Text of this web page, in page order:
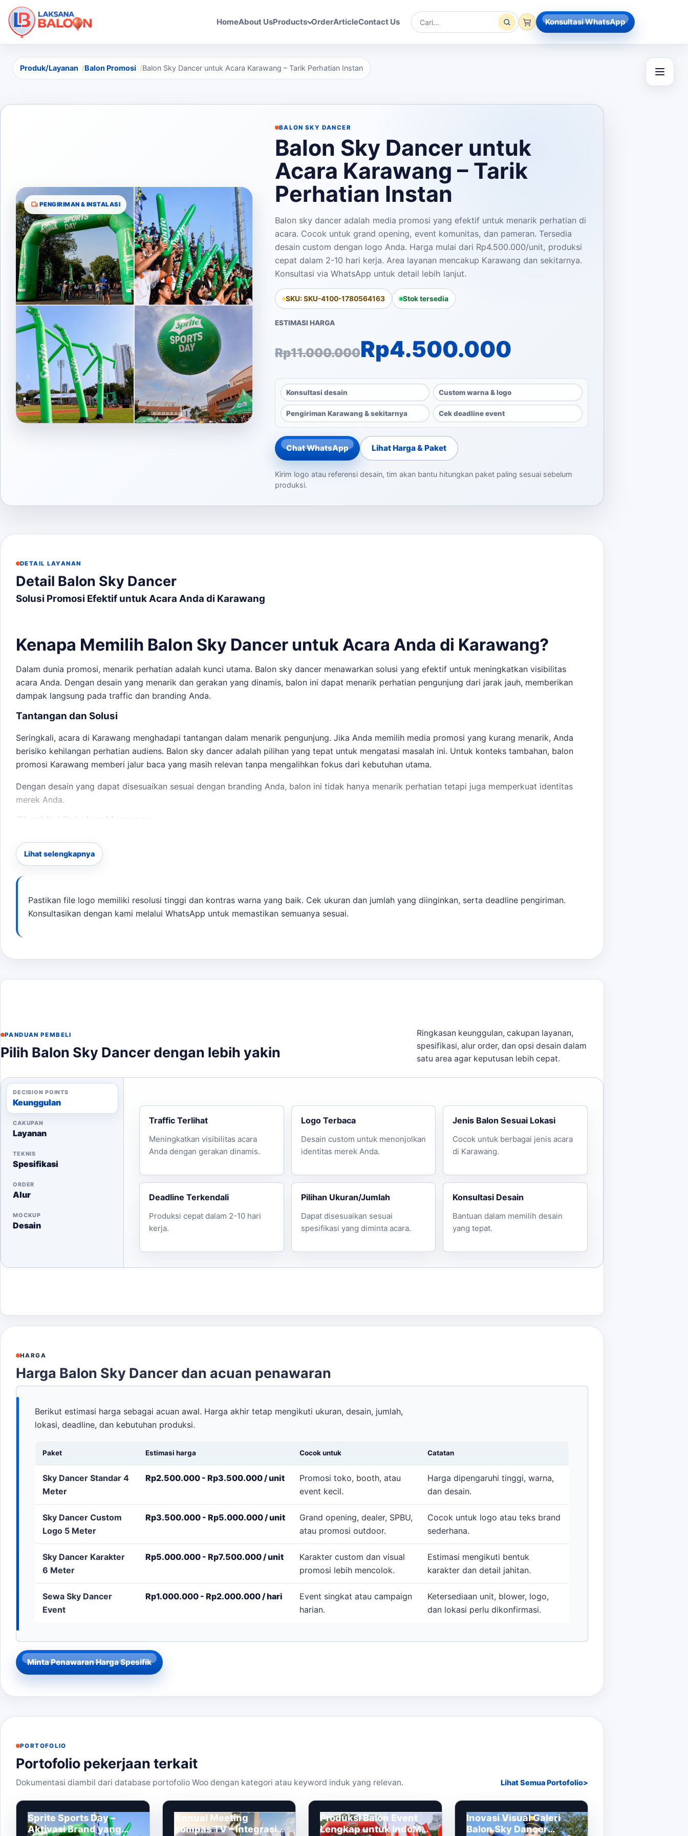
HomeAbout UsProducts OrderArticleContact Us
Cari
Konsultasi WhatsApp
Produk/Layanan Balon Promosi Balon Sky Dancer untuk Acara Karawang – Tarik Perhatian Instan
PENGIRIMAN & INSTALASI
BALON SKY DANCER
Balon Sky Dancer untuk
Acara Karawang – Tarik
Perhatian Instan
Balon sky dancer adalah media promosi yang efektif untuk menarik perhatian di
acara. Cocok untuk grand opening, event komunitas, dan pameran. Tersedia
desain custom dengan logo Anda. Harga mulai dari Rp4.500.000/unit, produksi
cepat dalam 2-10 hari kerja. Area layanan mencakup Karawang dan sekitarnya.
Konsultasi via WhatsApp untuk detail lebih lanjut.
SKU: SKU-4100-1780564163 Stok tersedia
ESTIMASI HARGA
Rp11.000.000
Harga aslinya adalah: Rp11.000.000.
Rp4.500.000
Harga saat ini adalah: Rp4.500.000.
Konsultasi desain Custom warna & logo
Pengiriman Karawang & sekitarnya Cek deadline event
Chat WhatsApp Lihat Harga & Paket
Kirim logo atau referensi desain, tim akan bantu hitungkan paket paling sesuai sebelum
produksi.
DETAIL LAYANAN
Detail Balon Sky Dancer
Solusi Promosi Efektif untuk Acara Anda di Karawang
Kenapa Memilih Balon Sky Dancer untuk Acara Anda di Karawang?
Dalam dunia promosi, menarik perhatian adalah kunci utama. Balon sky dancer menawarkan solusi yang efektif untuk meningkatkan visibilitas
acara Anda. Dengan desain yang menarik dan gerakan yang dinamis, balon ini dapat menarik perhatian pengunjung dari jarak jauh, memberikan
dampak langsung pada traffic dan branding Anda.
Tantangan dan Solusi
Seringkali, acara di Karawang menghadapi tantangan dalam menarik pengunjung. Jika Anda memilih media promosi yang kurang menarik, Anda
berisiko kehilangan perhatian audiens. Balon sky dancer adalah pilihan yang tepat untuk mengatasi masalah ini. Untuk konteks tambahan, balon
promosi Karawang memberi jalur baca yang masih relevan tanpa mengalihkan fokus dari kebutuhan utama.
Dengan desain yang dapat disesuaikan sesuai dengan branding Anda, balon ini tidak hanya menarik perhatian tetapi juga memperkuat identitas
merek Anda.
Ukuran dan jumlah balon yang dibutuhkan
Desain logo dan warna yang diinginkan
Deadline acara dan lokasi pengiriman
untuk acara Anda. Jika kebutuhan berkembang ke layanan terkait,paket balon promosi untuk event Karawangmembantu pembaca menjaga brief
tetap selaras dengan target promosi.
Estimasi Harga dan Proses Produksi
Harga balon sky dancer mulai dari Rp4.500.000/unit, dengan estimasi waktu produksi antara 2-10 hari kerja. Kami memastikan setiap balon
pengiriman dan pemasangan.
Lihat selengkapnya
Pastikan file logo memiliki resolusi tinggi dan kontras warna yang baik. Cek ukuran dan jumlah yang diinginkan, serta deadline pengiriman.
Konsultasikan dengan kami melalui WhatsApp untuk memastikan semuanya sesuai.
PANDUAN PEMBELI
Pilih Balon Sky Dancer dengan lebih yakin
Ringkasan keunggulan, cakupan layanan,
spesifikasi, alur order, dan opsi desain dalam
satu area agar keputusan lebih cepat.
DECISION POINTS
Keunggulan
CAKUPAN
Layanan
TEKNIS
Spesifikasi
ORDER
Alur
MOCKUP
Desain
Traffic Terlihat
Meningkatkan visibilitas acara
Anda dengan gerakan dinamis.
Logo Terbaca
Desain custom untuk menonjolkan
identitas merek Anda.
Jenis Balon Sesuai Lokasi
Cocok untuk berbagai jenis acara
di Karawang.
Deadline Terkendali
Produksi cepat dalam 2-10 hari
kerja.
Pilihan Ukuran/Jumlah
Dapat disesuaikan sesuai
spesifikasi yang diminta acara.
Konsultasi Desain
Bantuan dalam memilih desain
yang tepat.
HARGA
Harga Balon Sky Dancer dan acuan penawaran
Berikut estimasi harga sebagai acuan awal. Harga akhir tetap mengikuti ukuran, desain, jumlah,
lokasi, deadline, dan kebutuhan produksi.
Paket Estimasi harga Cocok untuk Catatan
Sky Dancer Standar 4
Meter
Rp2.500.000 - Rp3.500.000 / unit
Promosi toko, booth, atau
event kecil.
Harga dipengaruhi tinggi, warna,
dan desain.
Sky Dancer Custom
Logo 5 Meter
Rp3.500.000 - Rp5.000.000 / unit
Grand opening, dealer, SPBU,
atau promosi outdoor.
Cocok untuk logo atau teks brand
sederhana.
Sky Dancer Karakter
6 Meter
Rp5.000.000 - Rp7.500.000 / unit
Karakter custom dan visual
promosi lebih mencolok.
Estimasi mengikuti bentuk
karakter dan detail jahitan.
Sewa Sky Dancer
Event
Rp1.000.000 - Rp2.000.000 / hari
Event singkat atau campaign
harian.
Ketersediaan unit, blower, logo,
dan lokasi perlu dikonfirmasi.
Minta Penawaran Harga Spesifik
PORTOFOLIO
Portofolio pekerjaan terkait
Dokumentasi diambil dari database portofolio Woo dengan kategori atau keyword induk yang relevan. Lihat Semua Portofolio
Sprite Sports Day –
Aktivasi Brand yang
Annual Meeting
Kompas TV – Integrasi
Produksi Balon Event
Lengkap untuk IndoMie
Inovasi Visual Galeri
Balon Sky Dancer